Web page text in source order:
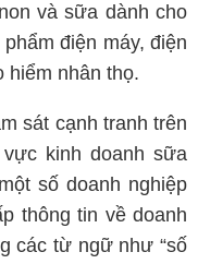
và sữa dành cho
điện máy, điện
hiểm nhân thọ.
sát cạnh tranh trên
kinh doanh sữa
số doanh nghiệp
thông tin về doanh
các từ ngữ như “số